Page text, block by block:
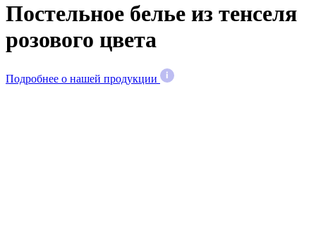
Постельное белье из тенселя
розового цвета
Подробнее о нашей продукции